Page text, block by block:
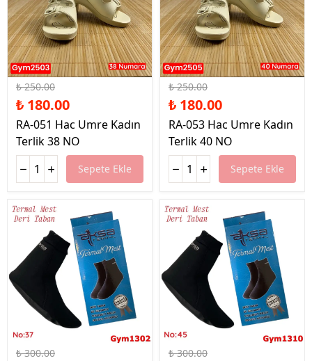
%28 İndirim
₺ 250.00
₺ 180.00
RA-051 Hac Umre Kadın
Terlik 38 NO
Sepete Ekle
%28 İndirim
₺ 250.00
₺ 180.00
RA-053 Hac Umre Kadın
Terlik 40 NO
Sepete Ekle
%40 İndirim
₺ 300.00
%40 İndirim
₺ 300.00